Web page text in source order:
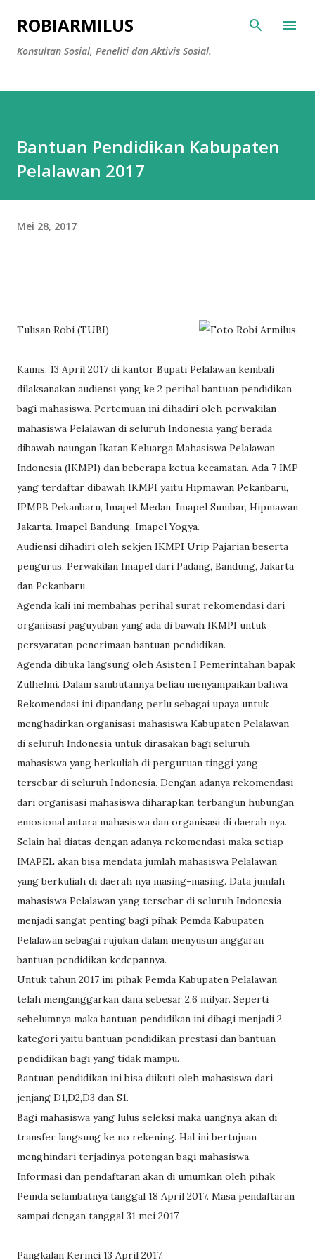
Langsung ke konten utama
ROBIARMILUS
Konsultan Sosial, Peneliti dan Aktivis Sosial.
Bantuan Pendidikan Kabupaten
Pelalawan 2017
Mei 28, 2017
Tulisan Robi (TUBI)
Kamis, 13 April 2017 di kantor Bupati Pelalawan kembali
dilaksanakan audiensi yang ke 2 perihal bantuan pendidikan
bagi mahasiswa. Pertemuan ini dihadiri oleh perwakilan
mahasiswa Pelalawan di seluruh Indonesia yang berada
dibawah naungan Ikatan Keluarga Mahasiswa Pelalawan
Indonesia (IKMPI) dan beberapa ketua kecamatan. Ada 7 IMP
yang terdaftar dibawah IKMPI yaitu Hipmawan Pekanbaru,
IPMPB Pekanbaru, Imapel Medan, Imapel Sumbar, Hipmawan
Jakarta. Imapel Bandung, Imapel Yogya.
Audiensi dihadiri oleh sekjen IKMPI Urip Pajarian beserta
pengurus. Perwakilan Imapel dari Padang, Bandung, Jakarta
dan Pekanbaru.
Agenda kali ini membahas perihal surat rekomendasi dari
organisasi paguyuban yang ada di bawah IKMPI untuk
persyaratan penerimaan bantuan pendidikan.
Agenda dibuka langsung oleh Asisten I Pemerintahan bapak
Zulhelmi. Dalam sambutannya beliau menyampaikan bahwa
Rekomendasi ini dipandang perlu sebagai upaya untuk
menghadirkan organisasi mahasiswa Kabupaten Pelalawan
di seluruh Indonesia untuk dirasakan bagi seluruh
mahasiswa yang berkuliah di perguruan tinggi yang
tersebar di seluruh Indonesia. Dengan adanya rekomendasi
dari organisasi mahasiswa diharapkan terbangun hubungan
emosional antara mahasiswa dan organisasi di daerah nya.
Selain hal diatas dengan adanya rekomendasi maka setiap
IMAPEL akan bisa mendata jumlah mahasiswa Pelalawan
yang berkuliah di daerah nya masing-masing. Data jumlah
mahasiswa Pelalawan yang tersebar di seluruh Indonesia
menjadi sangat penting bagi pihak Pemda Kabupaten
Pelalawan sebagai rujukan dalam menyusun anggaran
bantuan pendidikan kedepannya.
Untuk tahun 2017 ini pihak Pemda Kabupaten Pelalawan
telah menganggarkan dana sebesar 2,6 milyar. Seperti
sebelumnya maka bantuan pendidikan ini dibagi menjadi 2
kategori yaitu bantuan pendidikan prestasi dan bantuan
pendidikan bagi yang tidak mampu.
Bantuan pendidikan ini bisa diikuti oleh mahasiswa dari
jenjang D1,D2,D3 dan S1.
Bagi mahasiswa yang lulus seleksi maka uangnya akan di
transfer langsung ke no rekening. Hal ini bertujuan
menghindari terjadinya potongan bagi mahasiswa.
Informasi dan pendaftaran akan di umumkan oleh pihak
Pemda selambatnya tanggal 18 April 2017. Masa pendaftaran
sampai dengan tanggal 31 mei 2017.
Pangkalan Kerinci 13 April 2017.